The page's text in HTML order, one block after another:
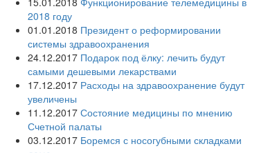
2018 году
01.01.2018 Президент о реформировании
системы здравоохранения
24.12.2017 Подарок под ёлку: лечить будут
самыми дешевыми лекарствами
17.12.2017 Расходы на здравоохранение будут
увеличены
11.12.2017 Состояние медицины по мнению
Счетной палаты
03.12.2017 Боремся с носогубными складками